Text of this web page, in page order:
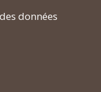
données